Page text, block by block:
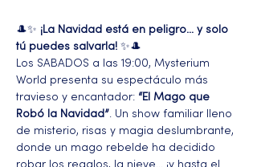
🎩✨ ¡La Navidad está en peligro… y solo
tú puedes salvarla! ✨🎩
Los SABADOS a las 19:00, Mysterium
World presenta su espectáculo más
travieso y encantador: “El Mago que
Robó la Navidad”. Un show familiar lleno
de misterio, risas y magia deslumbrante,
donde un mago rebelde ha decidido